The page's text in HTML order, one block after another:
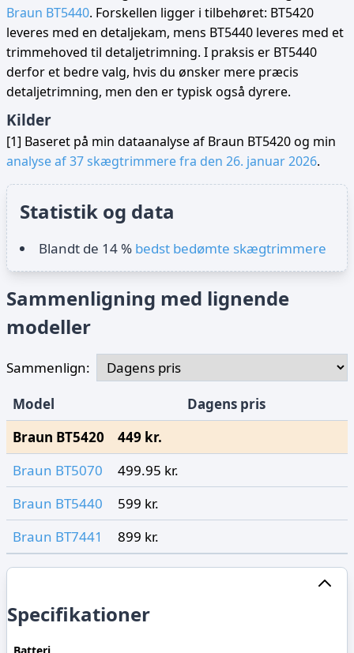
Braun BT5440. Forskellen ligger i tilbehøret: BT5420
leveres med en detaljekam, mens BT5440 leveres med et
trimmehoved til detaljetrimning. I praksis er BT5440
derfor et bedre valg, hvis du ønsker mere præcis
detaljetrimning, men den er typisk også dyrere.
Kilder
[1] Baseret på min dataanalyse af Braun BT5420 og min
analyse af 37 skægtrimmere fra den 26. januar 2026.
Statistik og data
Blandt de 14 % bedst bedømte skægtrimmere
Sammenligning med lignende
modeller
Sammenlign:
Model
Dagens pris
Braun BT5420
449 kr.
Braun BT5070
499.95 kr.
Braun BT5440
599 kr.
Braun BT7441
899 kr.
Specifikationer